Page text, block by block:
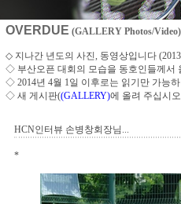
OVERDUE (GALLERY Photos/Video)
◇ 지나간 년도의 사진, 동영상입니다
◇ 부산오픈 대회의 모습을 동호인들께서
◇ 2014년 4월 1일 이후로는 읽기만 가능
◇ 새 게시판((GALLERY)에 올려 주십시오
HCN인터뷰 손병창회장님...
*